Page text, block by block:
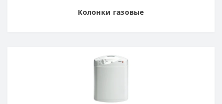
Колонки газовые